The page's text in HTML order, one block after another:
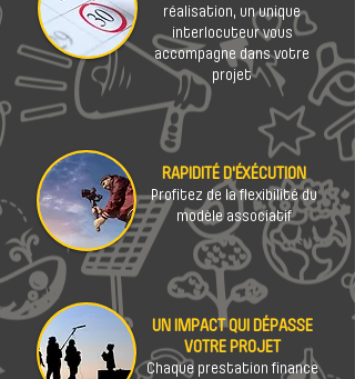
réalisation, un unique
interlocuteur vous
accompagne dans votre
projet
RAPIDITÉ D'ÉXÉCUTION
Profitez de la flexibilité du
modèle associatif
UN IMPACT QUI DÉPASSE
VOTRE PROJET
Chaque prestation finance